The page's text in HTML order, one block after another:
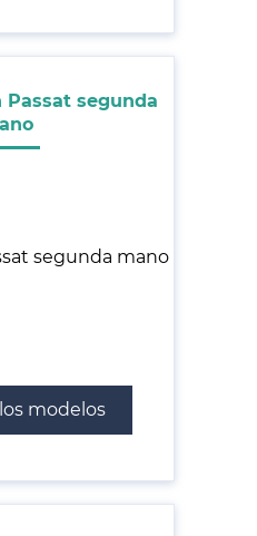
Passat segunda
modelos